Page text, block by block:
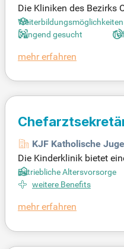
Die Kliniken des Bezirks
n Garmisch-
Versorgung und hat
feld zu arbeiten und die
Weiterbildungsmöglichkeiten
Dringend gesucht
mehr erfahren
KJF Katholische
Die Kinderklinik bietet
M). Ein Highlight ist die
at des Ärztlichen
s Medizinische
Betriebliche Altersvorsorge
weitere Benefits
mehr erfahren